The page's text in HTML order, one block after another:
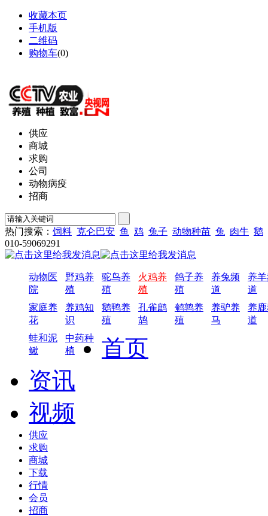
收藏本页
手机版
二维码
购物车(0)
供应
商城
求购
公司
动物病疫
招商
热门搜索： 饲料 克仑巴安 鱼 鸡 兔子 动物种苗 兔 肉牛 鹅
010-59069291
动物医
院
野鸡养
殖
驼鸟养
殖
火鸡养
殖
鸽子养
殖
养兔频
道
养
道
家庭养
花
养鸡知
识
鹅鸭养
殖
孔雀鹧
鸪
鹌鹑养
殖
养驴养
马
养
道
蛙和泥
鳅
中药种
植
首页
资讯
视频
供应
求购
商城
下载
行情
会员
招商